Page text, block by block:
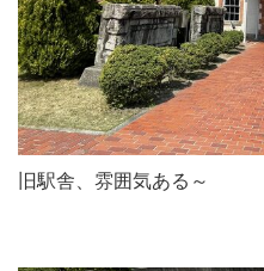
旧駅舎、雰囲気ある～